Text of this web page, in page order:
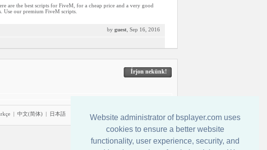
Website administrator of bsplayer.com uses
cookies to ensure a better website
functionality, user experience, security, and
are the best scripts for FiveM, for a cheap price and a very good
our premium FiveM scripts.
by guest , Sep 16, 2016
Írjon nekünk!
| 中文(简体) | 日本語